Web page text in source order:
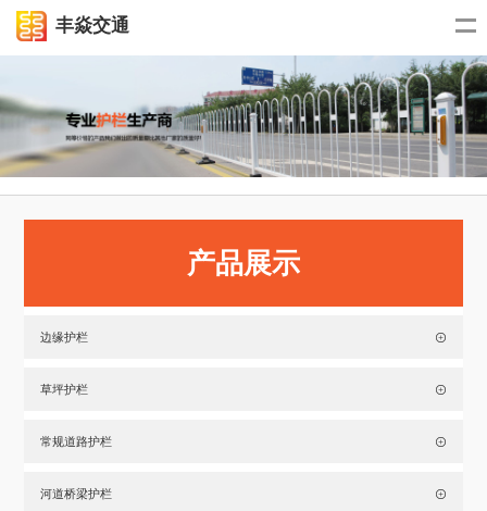
丰焱交通
产品展示
边缘护栏
草坪护栏
常规道路护栏
河道桥梁护栏